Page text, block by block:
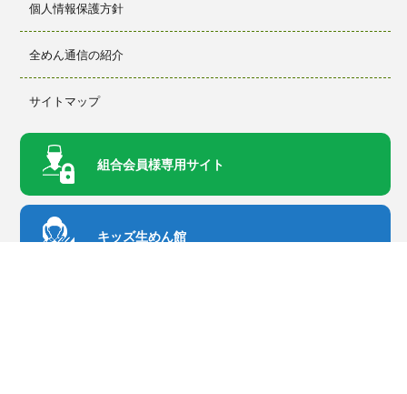
個人情報保護方針
全めん通信の紹介
サイトマップ
組合会員様専用サイト
キッズ生めん館